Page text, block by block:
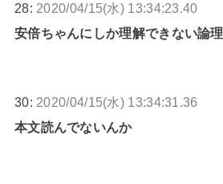
28: 2020/04/15(水) 13:34:23.40
安倍ちゃんにしか理解できない論理
30: 2020/04/15(水) 13:34:31.36
本文読んでないんか